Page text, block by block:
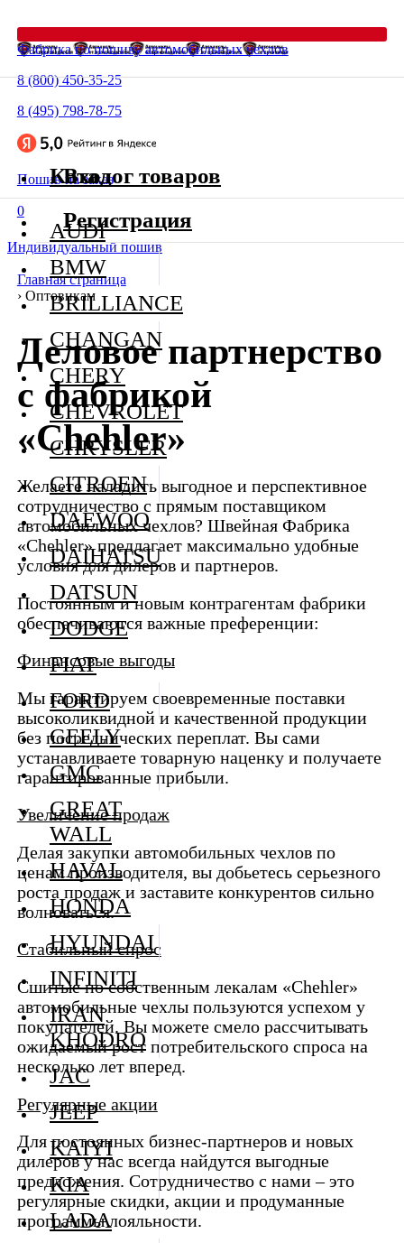
Фабрика по пошиву автомобильных чехлов
8 (800) 450-35-25
8 (495) 798-78-75
Пошив на заказ
0
Индивидуальный пошив
Главная страница
› Оптовикам
Деловое партнерство
с фабрикой
«Chehler»
Желаете наладить выгодное и перспективное
сотрудничество с прямым поставщиком
автомобильных чехлов? Швейная Фабрика
«Chehler» предлагает максимально удобные
условия для дилеров и партнеров.
Постоянным и новым контрагентам фабрики
обеспечиваются важные преференции:
Финансовые выгоды
Мы гарантируем своевременные поставки
высоколиквидной и качественной продукции
без посреднических переплат. Вы сами
устанавливаете товарную наценку и получаете
гарантированные прибыли.
Увеличение продаж
Делая закупки автомобильных чехлов по
ценам производителя, вы добьетесь серьезного
роста продаж и заставите конкурентов сильно
волноваться.
Стабильный спрос
Сшитые по собственным лекалам «Chehler»
автомобильные чехлы пользуются успехом у
покупателей. Вы можете смело рассчитывать
ожидаемый рост потребительского спроса на
несколько лет вперед.
Регулярные акции
Для постоянных бизнес-партнеров и новых
дилеров у нас всегда найдутся выгодные
предложения. Сотрудничество с нами – это
регулярные скидки, акции и продуманные
программы лояльности.
Каталог товаров
AUDI
BMW
BRILLIANCE
CHANGAN
CHERY
CHEVROLET
CHRYSLER
CITROEN
DAEWOO
DAIHATSU
DATSUN
DODGE
FIAT
FORD
GEELY
GMC
GREAT
WALL
HAVAL
HONDA
HYUNDAI
INFINITI
IRAN
KHODRO
JAC
JEEP
KAIYI
KIA
LADA
Вход
Регистрация